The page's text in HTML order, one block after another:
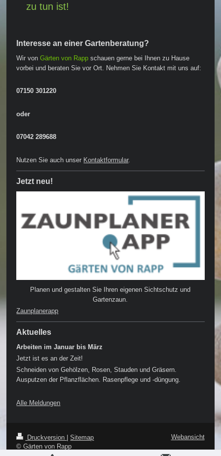
zu tun ist!
Interesse an einer Gartenberatung?
Wir vonGärten von Rapp schauen gerne bei Ihnen zu Hause
vorbei und beraten Sie vor Ort. Nehmen Sie Kontakt mit uns auf:
07150 301220
oder
07042 289688
Nutzen Sie auch unser Kontaktformular.
Jetzt neu!
Planen und gestalten Sie Ihren eigenen Sichtschutz und
Gartenzaun.
Zaunplanerapp
Aktuelles
Arbeiten im Januar bis März
Jetzt ist es an der Zeit!
Schneiden von Gehölzen, Rosen, Stauden und Gräsern.
Ausputzen der Pflanzflächen. Rasenpflege und -düngung.
Alle Meldungen
Druckversion
Sitemap
© Gärten von Rapp
Webansicht